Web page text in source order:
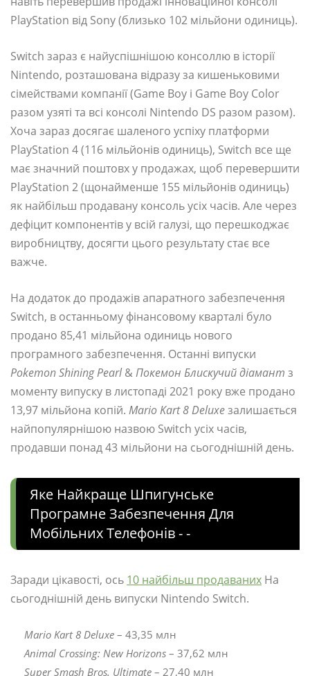
PlayStation від Sony (близько 102 мільйони одиниць).
Switch зараз є найуспішнішою консоллю в історії
Nintendo, розташована відразу за кишеньковими
сімействами компанії (Game Boy і Game Boy Color
разом узяті та всі консолі Nintendo DS разом разом).
Хоча зараз досягає шаленого успіху платформи
PlayStation 4 (116 мільйонів одиниць), Switch все ще
має значний поштовх у продажах, щоб перевершити
PlayStation 2 (щонайменше 155 мільйонів одиниць)
як найбільш продавану консоль усіх часів. Але через
дефіцит компонентів у всій галузі, що перешкоджає
виробництву, досягти цього результату стає все
важче.
На додаток до продажів апаратного забезпечення
Switch, в останньому фінансовому кварталі було
продано 85,41 мільйона одиниць нового
програмного забезпечення. Останні випуски
Pokemon Shining Pearl&Покемон Блискучий діамант з
моменту випуску в листопаді 2021 року вже продано
13,97 мільйона копій. Mario Kart 8 Deluxeзалишається
найпопулярнішою назвою Switch усіх часів,
продавши понад 43 мільйони на сьогоднішній день.
Яке Найкраще Шпигунське
Програмне Забезпечення Для
Мобільних Телефонів - -
Заради цікавості, ось 10 найбільш продаваних На
сьогоднішній день випуски Nintendo Switch.
Mario Kart 8 Deluxe – 43,35 млн
Animal Crossing: New Horizons – 37,62 млн
Super Smash Bros. Ultimate – 27,40 млн